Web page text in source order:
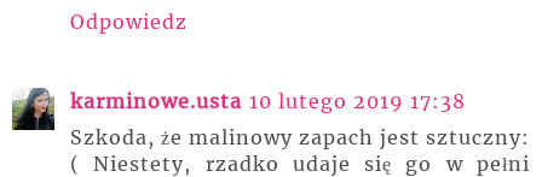
Odpowiedz
karminowe.usta 10 lutego 2019 17:38
Szkoda, że malinowy zapach jest sztuczny:
( Niestety, rzadko udaje się go w pełni